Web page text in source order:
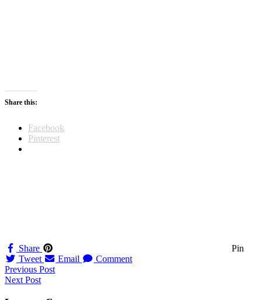
Share this:
Facebook
Pinterest
Share
Pin
Tweet
Email Comment
Navigation
til
Previous Post
Next Post